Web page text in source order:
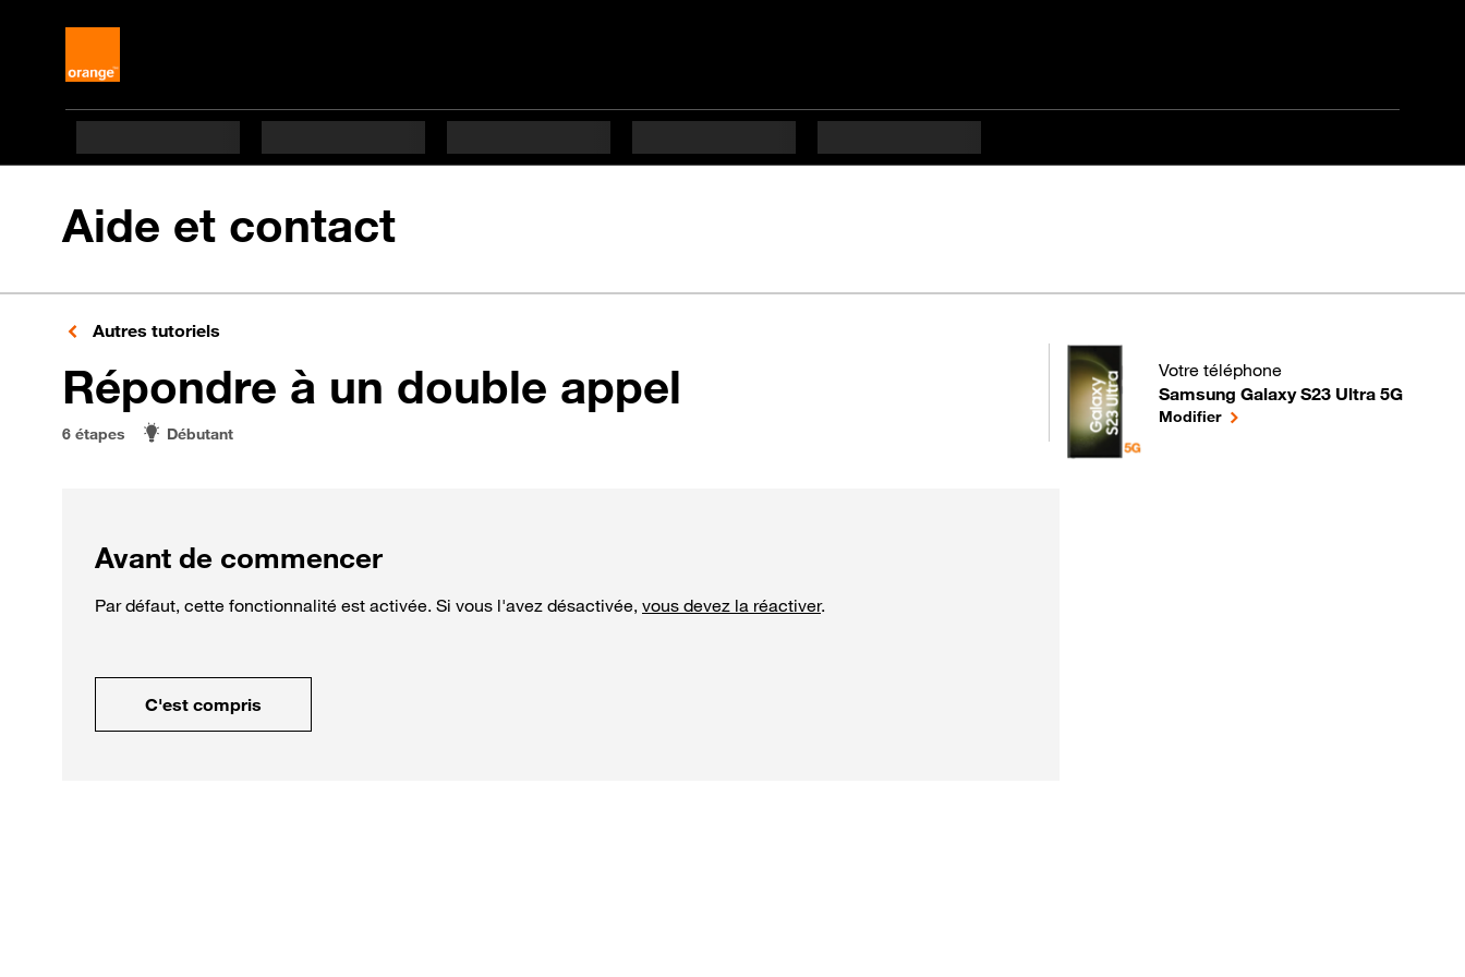
Aide et contact
Autres tutoriels
Répondre à un double appel en 6 étapes difficulté Débutant
6 étapes Débutant
Votre téléphone
Samsung Galaxy S23 Ultra 5G
pour votre Samsung Galaxy S23 Ultra 5G
Modifierle téléphone sélectionné
Avant de commencer
Par défaut, cette fonctionnalité est activée. Si vous l'avez désactivée, vous devez la réactiver.
C'est compris